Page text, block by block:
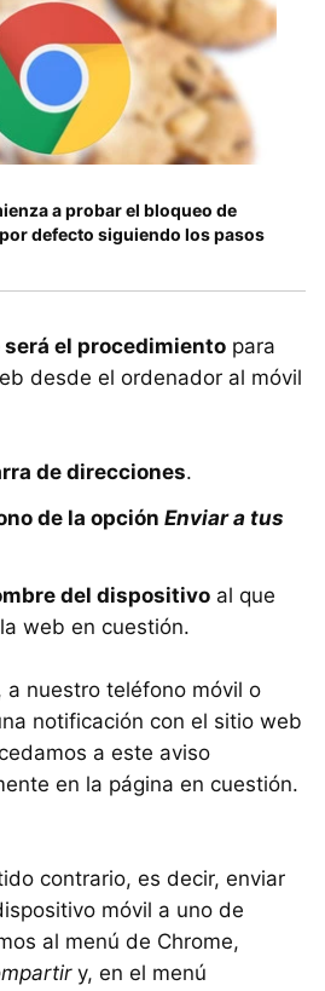
a probar el bloqueo de
defecto siguiendo los pasos
será el procedimiento para
desde el ordenador al móvil
de direcciones.
de la opción Enviar a tus
del dispositivo al que
web en cuestión.
a nuestro teléfono móvil o
notificación con el sitio web
a este aviso
en la página en cuestión.
contrario, es decir, enviar
móvil a uno de
al menú de Chrome,
y, en el menú